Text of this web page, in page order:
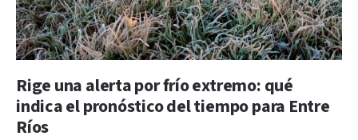
Rige una alerta por frío extremo: qué
indica el pronóstico del tiempo para Entre
Ríos